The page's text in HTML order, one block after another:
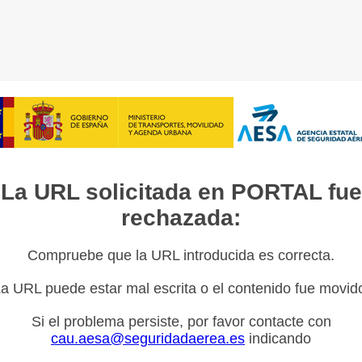
La URL solicitada en PORTAL fue
rechazada:
Compruebe que la URL introducida es correcta.
URL puede estar mal escrita o el contenido fue
Si el problema persiste, por favor contacte con
cau.aesa@seguridadaerea.es indicando